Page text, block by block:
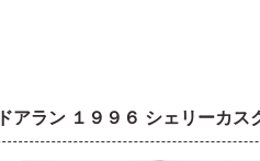
アラン １９９６ シェリーカス